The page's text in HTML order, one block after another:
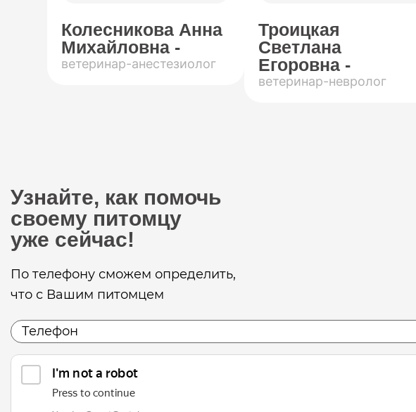
Колесникова Анна
Михайловна -
ветеринар-анестезиолог
Троицкая
Светлана
Егоровна -
ветеринар-невролог
Узнайте, как помочь
своему питомцу
уже сейчас!
По телефону сможем определить,
что с Вашим питомцем